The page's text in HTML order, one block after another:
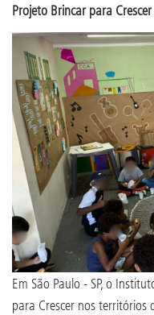
Projeto Brincar para Crescer
Em São Paulo - SP, o
para Crescer nos territórios